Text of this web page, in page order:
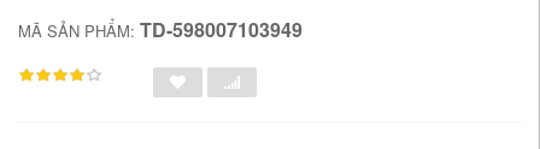
MÃ SẢN PHẨM: TD-598007103949